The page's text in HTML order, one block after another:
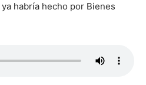
habría hecho por Bienes